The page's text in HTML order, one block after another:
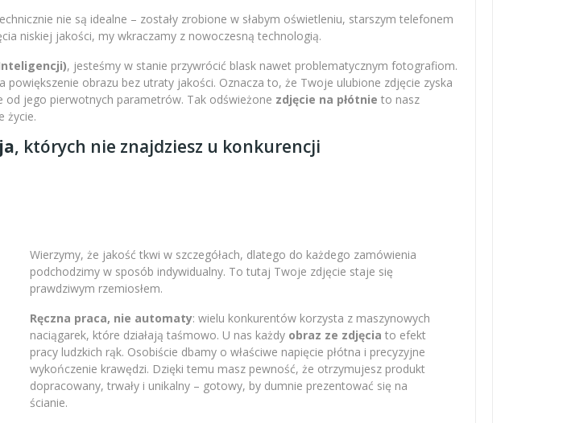
nie są idealne – zostały zrobione w słabym oświetleniu, starszym telefonem
niskiej jakości, my wkraczamy z nowoczesną technologią.
, jesteśmy w stanie przywrócić blask nawet problematycznym fotografiom.
obrazu bez utraty jakości. Oznacza to, że Twoje ulubione zdjęcie zyska
od jego pierwotnych parametrów. Tak odświeżone zdjęcie na płótnie to nasz
życie.
, których nie znajdziesz u konkurencji
Wierzymy, że jakość tkwi w szczegółach, dlatego do każdego zamówienia
podchodzimy w sposób indywidualny. To tutaj Twoje zdjęcie staje się
prawdziwym rzemiosłem.
Ręczna praca, nie automaty: wielu konkurentów korzysta z maszynowych
naciągarek, które działają taśmowo. U nas każdy obraz ze zdjęcia to efekt
pracy ludzkich rąk. Osobiście dbamy o właściwe napięcie płótna i precyzyjne
wykończenie krawędzi. Dzięki temu masz pewność, że otrzymujesz produkt
dopracowany, trwały i unikalny – gotowy, by dumnie prezentować się na
ścianie.